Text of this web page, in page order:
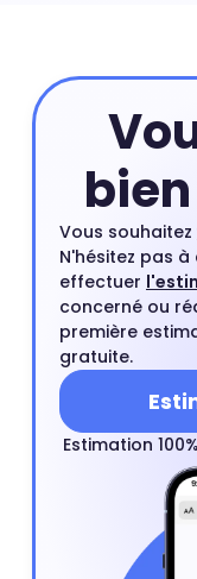
du quartier.
bien
Vous souhaitez
N'hésitez pas
effectuer
concerné ou
première
gratuite.
Estimation